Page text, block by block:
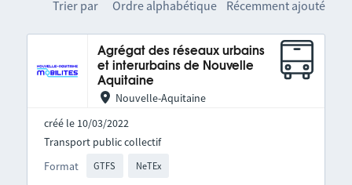
Trier par Ordre alphabétique Récemment ajouté
Agrégat des réseaux urbains
et interurbains de Nouvelle
Aquitaine
Nouvelle-Aquitaine
créé le 10/03/2022
Format GTFS NeTEx
Transport public collectif